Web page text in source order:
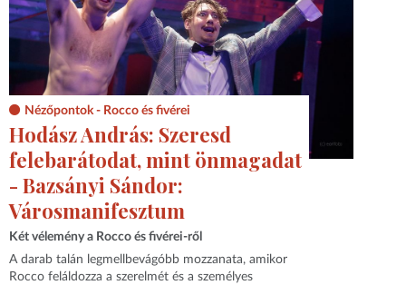
Nézőpontok - Rocco és fivérei
Hodász András: Szeresd
felebarátodat, mint önmagadat
- Bazsányi Sándor:
Városmanifesztum
Két vélemény a Rocco és fivérei-ről
A darab talán legmellbevágóbb mozzanata, amikor
Rocco feláldozza a szerelmét és a személyes